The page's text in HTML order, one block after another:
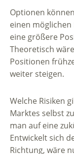
Optionen
einen möglichen
eine größere
Theoretisch
Positionen
weiter steigen.
Welche Risiken
Marktes selbst
man auf eine
Entwickelt sich
Richtung, wäre